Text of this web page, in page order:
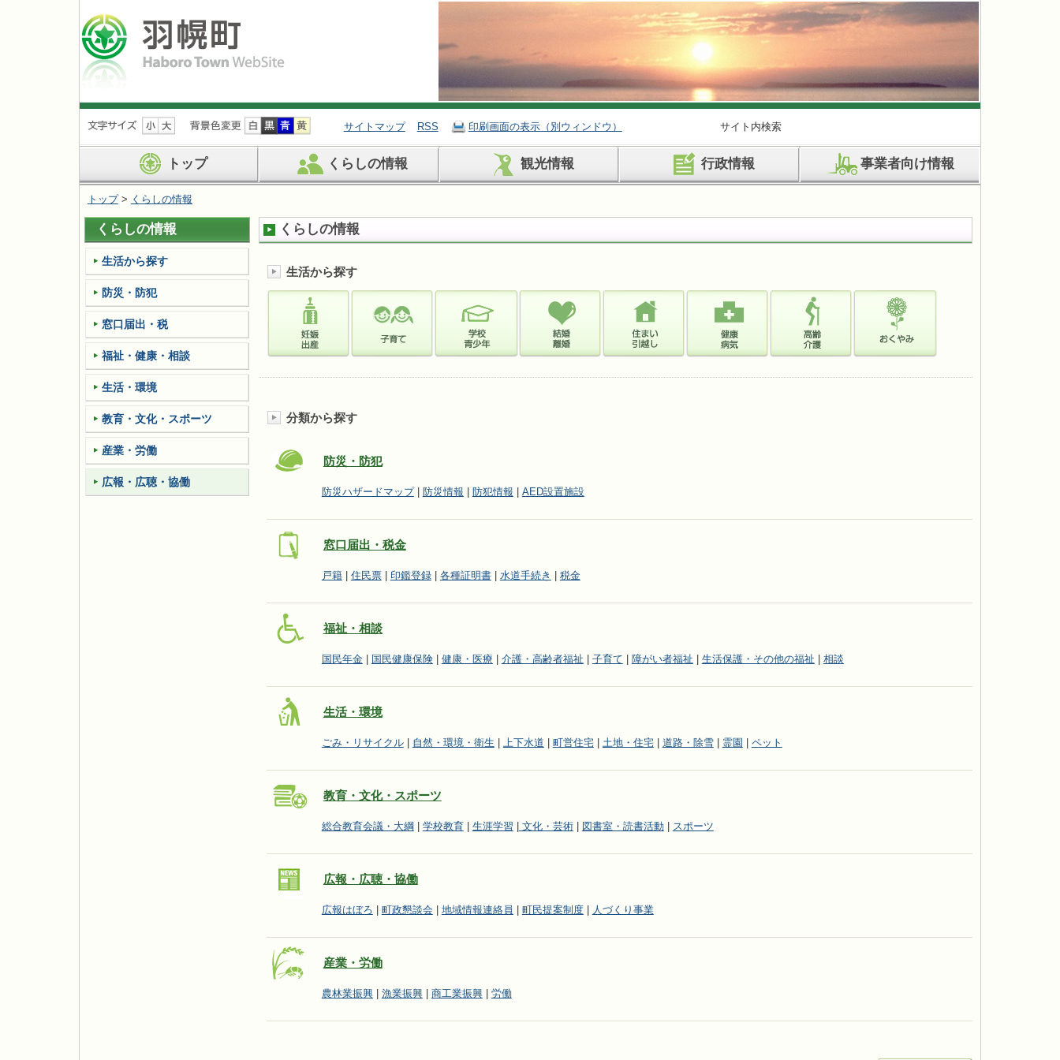
ナ
ビ
ョ
ン
を
飛
ば
す
サイトマップ RSS 印刷画面の表示（別ウィンドウ） サイト内検索
トップ くらしの情報 観光情報 行政情報 事業者向け情報
トップ> くらしの情報
くらしの情報
生活から探す
分類から探す
防災・防犯
防災ハザードマップ| 防災情報 防犯情報 AED設置施設
窓口届出・税金
戸籍| 住民票| 印鑑登録| 各種証明書| 水道手続き 税金
福祉・相談
国民年金| 国民健康保険| 健康・ 医療 介護・高齢者福祉 子育て 障がい者福祉 生活保護・その他の福祉 相談
生活・環境
ごみ・リサイクル| 自然・環境・衛生 上下水道 町営住宅| 土地・住宅| 道路・除雪| 霊園 ペット
教育・文化・スポーツ
総合教育会議・大綱 学校教育| 生涯学習 文化・芸術| 図書室・読書活動| スポーツ
広報・広聴・協働
広報はぼろ 町政懇談会 地域情報連絡員 町民提案制度| 人づくり事業
産業・労働
農林業振興| 漁業振興| 商工業振興| 労働
くらしの情報
生活から探す
防災・防犯
窓口届出・税
福祉・健康・相談
生活・環境
教育・文化・スポーツ
産業・労働
広報・広聴・協働